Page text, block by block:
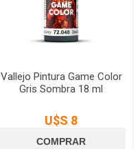
Vallejo Pintura Game Color
Gris Sombra 18 ml
U$S 8